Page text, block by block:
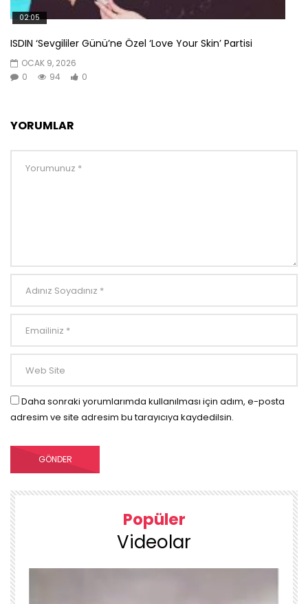
02:05
ISDIN ‘Sevgililer Günü’ne Özel ‘Love Your Skin’ Partisi
OCAK 9, 2026
0
94 0
YORUMLAR
Daha sonraki yorumlarımda kullanılması için adım, e-posta
adresim ve site adresim bu tarayıcıya kaydedilsin.
Popüler
Videolar